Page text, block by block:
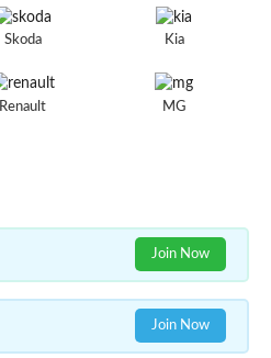
Skoda Kia
Renault MG
Join Now
Join Now